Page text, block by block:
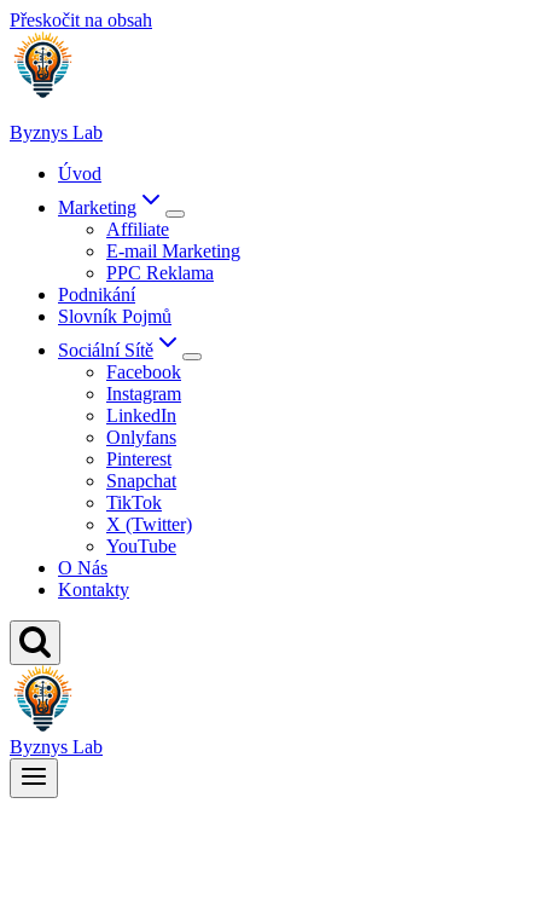
Přeskočit na obsah
Byznys Lab
Úvod
Marketing
Affiliate
E-mail Marketing
PPC Reklama
Podnikání
Slovník Pojmů
Sociální Sítě
Facebook
Instagram
LinkedIn
Onlyfans
Pinterest
Snapchat
TikTok
X (Twitter)
YouTube
O Nás
Kontakty
Byznys Lab